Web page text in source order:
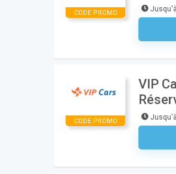
CODE PROMO
CODE PROMO
VIP